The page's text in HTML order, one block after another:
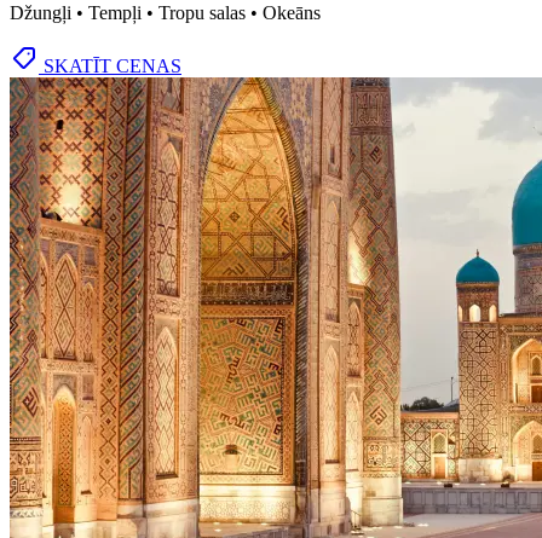
Džungļi • Tempļi • Tropu salas • Okeāns
SKATĪT CENAS